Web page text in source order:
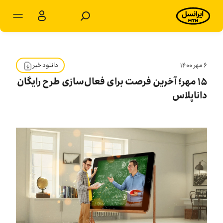
محصولات
سرویس‌های ویژه
اخبار
۶ مهر ۱۴۰۰ دانلود خبر
۱۵ مهر؛ آخرین فرصت برای فعال‌سازی طرح رایگان
داناپلاس